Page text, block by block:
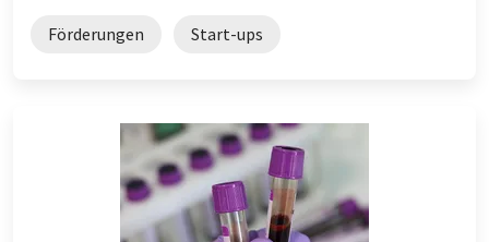
Förderungen Start-ups